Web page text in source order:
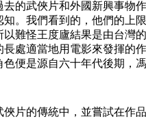
去的武俠片和外國新興事物
知。我們看到的，他們的上
以難怪王度廬結果是由台灣
長處適當地用電影來發揮的
色便是源自六十年代後期，
俠片的傳統中，並嘗試在作